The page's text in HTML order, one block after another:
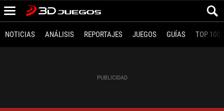
NOTICIAS ANÁLISIS REPORTAJES JUEGOS GUÍAS TOP 100